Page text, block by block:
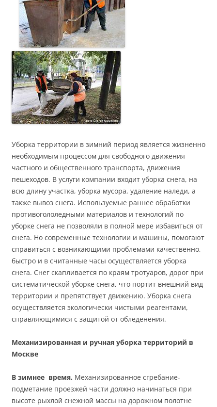
Уборка территории в зимний период является жизненно
необходимым процессом для свободного движения
частного и общественного транспорта, движения
пешеходов. В услуги компании входит уборка снега, на
всю длину участка, уборка мусора, удаление наледи, а
также вывоз снега. Используемые раннее обработки
противогололедными материалов и технологий по
уборке снега не позволяли в полной мере избавиться от
снега. Но современные технологии и машины, помогают
справиться с возникающими проблемами качественно,
быстро и в считанные часы осуществляется уборка
снега. Снег скапливается по краям тротуаров, дорог при
систематической уборке снега, что портит внешний вид
территории и препятствует движению. Уборка снега
осуществляется экологически чистыми реагентами,
справляющимися с защитой от обледенения.
Механизированная и ручная уборка территорий в
Москве
В зимнее время. Механизированное сгребание-
подметание проезжей части должно начинаться при
высоте рыхлой снежной массы на дорожном полотне